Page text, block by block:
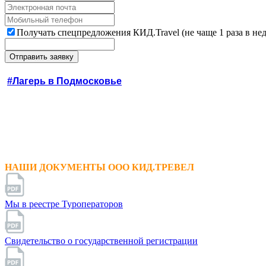
Получать спецпредложения КИД.Travel (не чаще 1 раза в
#Лагерь в Подмосковье
НАШИ ДОКУМЕНТЫ ООО КИД.ТРЕВЕЛ
Мы в реестре Туроператоров
Свидетельство о государственной регистрации